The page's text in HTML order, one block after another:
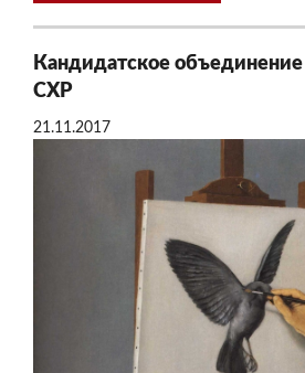
Кандидатское
СХР
21.11.2017